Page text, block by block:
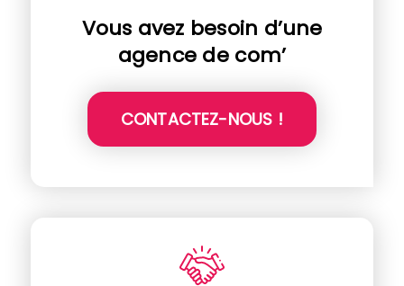
Vous avez besoin d’une
agence de com’
CONTACTEZ-NOUS !